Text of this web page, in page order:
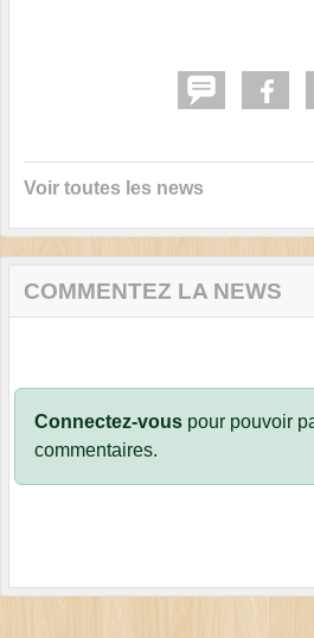
Voir toutes les news
COMMENTEZ LA NEWS
Connectez-vous pour pouvoir
commentaires.